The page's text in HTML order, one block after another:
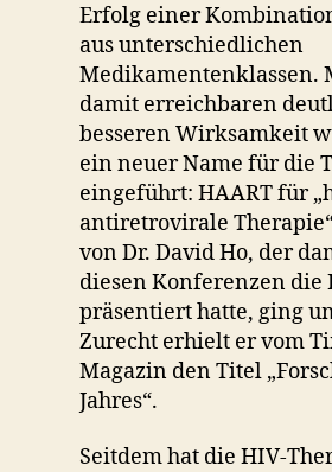
Erfolg einer
aus unterschiedlichen
Medikamentenklassen.
damit erreichbaren
besseren Wirksamkeit
ein neuer Name für die
eingeführt: HAART für
antiretrovirale
von Dr. David Ho, der
diesen Konferenzen die
präsentiert hatte, ging
Zurecht erhielt er vom
Magazin den Titel
Jahres“.
Seitdem hat die HIV-